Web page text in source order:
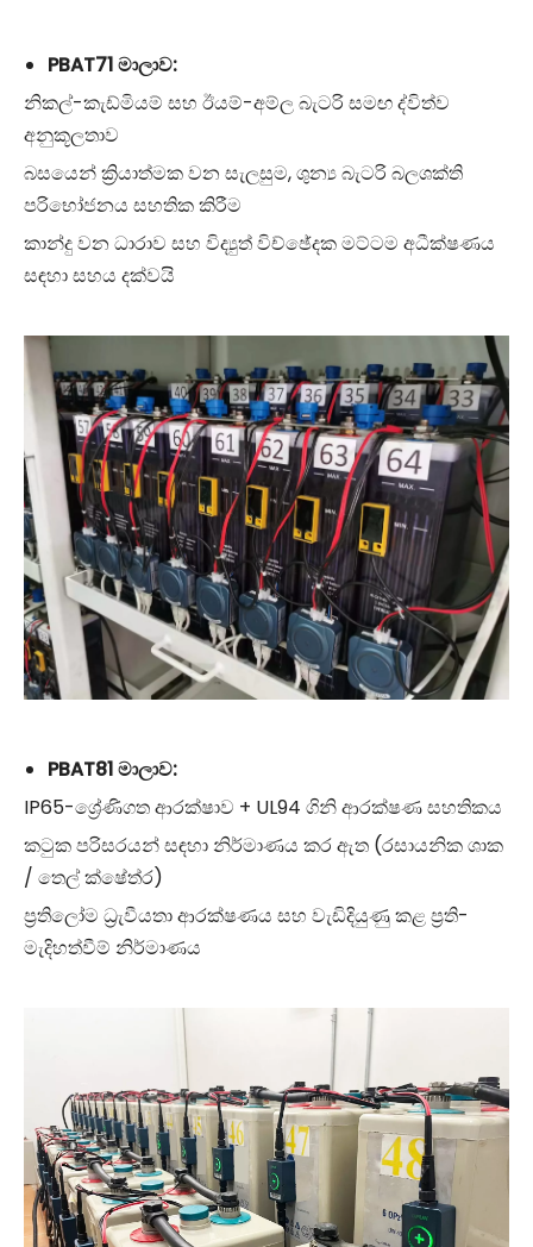
PBAT71 මාලාව:
නිකල්-කැඩ්මියම් සහ ඊයම්-අම්ල බැටරි සමඟ ද්විත්ව
අනුකූලතාව
බසයෙන් ක්‍රියාත්මක වන සැලසුම, ශුන්‍ය බැටරි බලශක්ති
පරිභෝජනය සහතික කිරීම
කාන්දු වන ධාරාව සහ විද්‍යුත් විච්ඡේදක මට්ටම අධීක්ෂණය
සඳහා සහය දක්වයි
PBAT81 මාලාව:
IP65-ශ්‍රේණිගත ආරක්ෂාව + UL94 ගිනි ආරක්ෂණ සහතිකය
කටුක පරිසරයන් සඳහා නිර්මාණය කර ඇත (රසායනික ශාක
/ තෙල් ක්ෂේත්ර)
ප්‍රතිලෝම ධ්‍රැවීයතා ආරක්ෂණය සහ වැඩිදියුණු කළ ප්‍රති-
මැදිහත්වීම් නිර්මාණය